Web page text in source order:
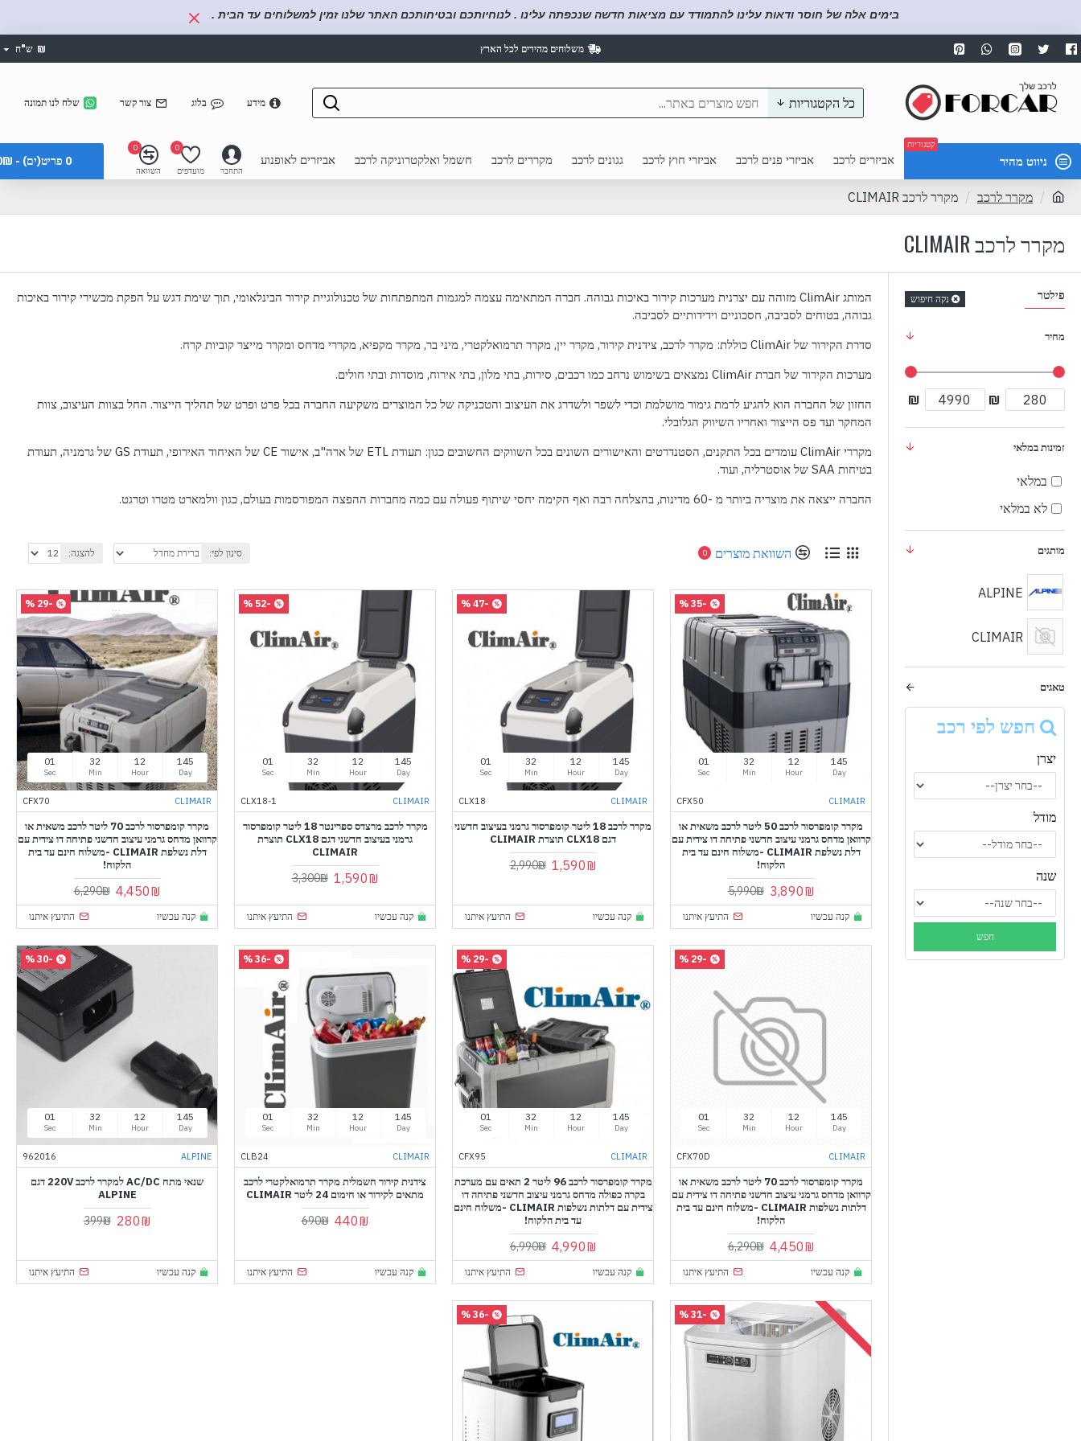
בימים אלה של חוסר ודאות עלינו להתמודד עם מציאות חדשה שנכפתה עלינו . לנוחיותכם ובטיחותכם האתר שלנו זמין למשלוחים עד הבית .
משלוחים מהירים לכל הארץ ₪ ש"ח
כל הקטגוריות מידע בלוג צור קשר שלח לנו תמונה
ניווט מהיר
קטגוריות
אביזרים לרכב אביזרי פנים לרכב אביזרי חוץ לרכב גגונים לרכב מקררים לרכב חשמל ואלקטרוניקה לרכב אביזרים לאופנוע
התחבר מועדפים
0
השוואה
0
0 פריט(ים) - 0₪
מקרר לרכב מקרר לרכב CLIMAIR
מקרר לרכב CLIMAIR
פילטר נקה חיפוש
מחיר
₪
₪
מותגים
ALPINE
CLIMAIR
טאגים
זמינות במלאי
במלאי
לא במלאי
חפש לפי רכב
יצרן
מודל
שנה
המותג ClimAir מזוהה עם יצרנית מערכות קירור באיכות גבוהה. חברה המתאימה עצמה למגמות המתפתחות של טכנולוגיית קירור הבינלאומי, תוך שימת דגש על הפקת מכשירי קירור באיכות
גבוהה, בטוחים לסביבה, חסכוניים וידידותיים לסביבה.
סדרת הקירור של ClimAir כוללת: מקרר לרכב, צידנית קירור, מקרר יין, מקרר תרמואלקטרי, מיני בר, מקרר מקפיא, מקררי מדחס ומקרר מייצר קוביות קרח.
מערכות הקירור של חברת ClimAir נמצאים בשימוש נרחב כמו רכבים, סירות, בתי מלון, בתי אירוח, מוסדות ובתי חולים.
החזון של החברה הוא להגיע לרמת גימור מושלמת וכדי לשפר ולשדרג את העיצוב והטכניקה של כל המוצרים משקיעה החברה בכל פרט ופרט של תהליך הייצור. החל בצוות העיצוב, צוות
המחקר ועד פס הייצור ואחריו השיווק הגלובלי.
מקררי ClimAir עומדים בכל התקנים, הסטנדרטים והאישורים השונים בכל השווקים החשובים כגון: תעודת ETL של ארה"ב, אישור CE של האיחוד האירופי, תעודת GS של גרמניה, תעודת
בטיחות SAA של אוסטרליה, ועוד.
החברה ייצאה את מוצריה ביותר מ -60 מדינות, בהצלחה רבה ואף הקימה יחסי שיתוף פעולה עם כמה מחברות ההפצה המפורסמות בעולם, כגון וולמארט מטרו וטרגט.
השוואת מוצרים 0 סינון לפי: להצגה:
-35 %
145
Day
12
Hour
31
Min
60
Sec
CLIMAIR
CFX50
מקרר קומפרסור לרכב 50 ליטר לרכב משאית או
קרוואן מדחס גרמני עיצוב חדשני פתיחה דו צידית עם
דלת נשלפת CLIMAIR -משלוח חינם עד בית
הלקוח!
3,890₪
5,990₪
קנה עכשיו התיעץ איתנו
-47 %
145
Day
12
Hour
31
Min
60
Sec
CLIMAIR
CLX18
מקרר לרכב 18 ליטר קומפרסור גרמני בעיצוב חדשני
דגם CLX18 תוצרת CLIMAIR
1,590₪
2,990₪
קנה עכשיו התיעץ איתנו
-52 %
145
Day
12
Hour
31
Min
60
Sec
CLIMAIR
CLX18-1
מקרר לרכב מרצדס ספרינטר 18 ליטר קומפרסור
גרמני בעיצוב חדשני דגם CLX18 תוצרת
CLIMAIR
1,590₪
3,300₪
קנה עכשיו התיעץ איתנו
-29 %
145
Day
12
Hour
31
Min
60
Sec
CLIMAIR
CFX70
מקרר קומפרסור לרכב 70 ליטר לרכב משאית או
קרוואן מדחס גרמני עיצוב חדשני פתיחה דו צידית עם
דלת נשלפת CLIMAIR -משלוח חינם עד בית
הלקוח!
4,450₪
6,290₪
קנה עכשיו התיעץ איתנו
-29 %
145
Day
12
Hour
31
Min
60
Sec
CLIMAIR
CFX70D
מקרר קומפרסור לרכב 70 ליטר לרכב משאית או
קרוואן מדחס גרמני עיצוב חדשני פתיחה דו צידית עם
דלתות נשלפות CLIMAIR -משלוח חינם עד בית
הלקוח!
4,450₪
6,290₪
קנה עכשיו התיעץ איתנו
-29 %
145
Day
12
Hour
31
Min
60
Sec
CLIMAIR
CFX95
מקרר קומפרסור לרכב 96 ליטר 2 תאים עם מערכת
בקרה כפולה מדחס גרמני עיצוב חדשני פתיחה דו
צידית עם דלתות נשלפות CLIMAIR -משלוח חינם
עד בית הלקוח!
4,990₪
6,990₪
קנה עכשיו התיעץ איתנו
-36 %
145
Day
12
Hour
31
Min
60
Sec
CLIMAIR
CLB24
צידנית קירור חשמלית מקרר תרמואלקטרי לרכב
מתאים לקירור או חימום 24 ליטר CLIMAIR
440₪
690₪
קנה עכשיו התיעץ איתנו
-30 %
145
Day
12
Hour
31
Min
60
Sec
ALPINE
962016
שנאי מתח AC/DC למקרר לרכב 220V דגם
ALPINE
280₪
399₪
קנה עכשיו התיעץ איתנו
-31 %
-36 %